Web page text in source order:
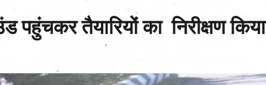
तैयारियों का निरीक्षण किया